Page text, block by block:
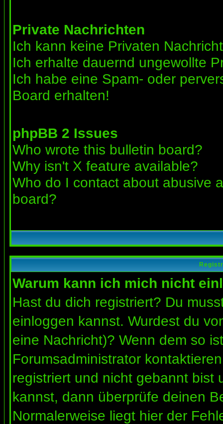
Private Nachrichten
Ich kann keine Privaten
Ich erhalte dauernd ungewollte
Ich habe eine Spam- oder
Board erhalten!
phpBB 2 Issues
Who wrote this bulletin board?
Why isn't X feature available?
Who do I contact about abusive
board?
Warum kann ich mich nicht
Hast du dich registriert? Du
einloggen kannst. Wurdest du
eine Nachricht)? Wenn dem so
Forumsadministrator
registriert und nicht gebannt bist
kannst, dann überprüfe deinen
Normalerweise liegt hier der